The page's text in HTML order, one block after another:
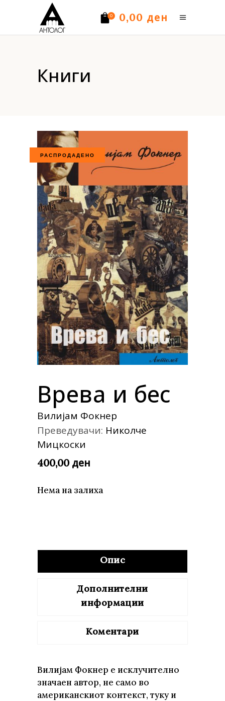
0 0,00 ден
Книги
РАСПРОДАДЕНО
Врева и бес
Вилијам Фокнер
Преведувачи: Николче
Мицкоски
400,00 ден
Нема на залиха
Опис
Дополнителни
информации
Коментари
Вилијам Фокнер е исклучително
значаен автор, не само во
американскиот контекст, туку и